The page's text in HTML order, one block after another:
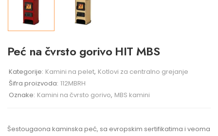
Peć na čvrsto gorivo HIT MBS
Kategorije: Kamini na pelet, Kotlovi za centralno grejanje
Šifra proizvoda: 112MBRH
Oznake: Kamini na čvrsto gorivo, MBS kamini
Šestougaona kaminska peć, sa evropskim sertifikatima i veoma